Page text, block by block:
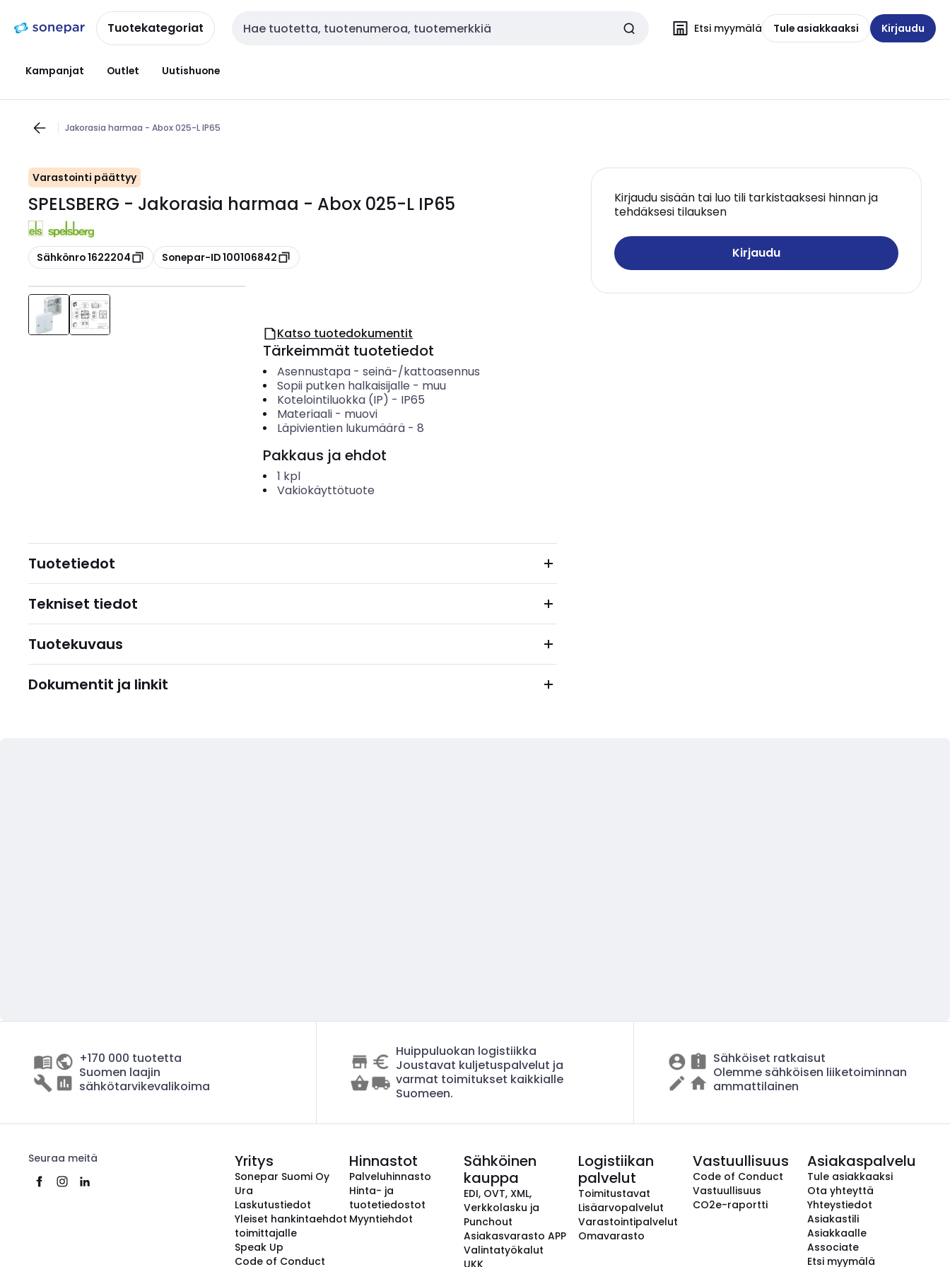
navigointiinsisältöönTuotekategoriat Haku Etsi myymälä Tule asiakkaaksi Kirjaudu
Kampanjat Outlet Uutishuone
Jakorasia harmaa - Abox 025-L IP65
Varastointi päättyy
SPELSBERG - Jakorasia harmaa - Abox 025-L IP65
Kopioi
Sähkönro 1622204 Kopioi
Sonepar-ID 100106842
Kirjaudu sisään tai luo tili tarkistaaksesi hinnan ja
tehdäksesi tilauksen
Kirjaudu
Katso tuotedokumentit
Tärkeimmät tuotetiedot
Asennustapa- seinä-/kattoasennus
Sopii putken halkaisijalle - muu
Kotelointiluokka (IP) - IP65
Materiaali- muovi
Läpivientien lukumäärä- 8
Pakkaus ja ehdot
1 kpl
Vakiokäyttötuote
Tuotetiedot
Tekniset tiedot
Tuotekuvaus
Dokumentit ja linkit
+170 000 tuotetta
Suomen laajin
sähkötarvikevalikoima
Huippuluokan logistiikka
Joustavat kuljetuspalvelut ja
varmat toimitukset kaikkialle
Suomeen.
Sähköiset ratkaisut
Olemme sähköisen liiketoiminnan
ammattilainen
Seuraa meitä Yritys
Sonepar Suomi Oy
Ura
Laskutustiedot
Yleiset hankintaehdot
toimittajalle
Speak Up
Code of Conduct
Hinnastot
Palveluhinnasto
Hinta- ja
tuotetiedostot
Myyntiehdot
Sähköinen
kauppa
EDI, OVT, XML,
Verkkolasku ja
Punchout
Asiakasvarasto APP
Valintatyökalut
UKK
Logistiikan
palvelut
Toimitustavat
Lisäarvopalvelut
Varastointipalvelut
Omavarasto
Vastuullisuus
Code of Conduct
Vastuullisuus
CO2e-raportti
Asiakaspalvelu
Tule asiakkaaksi
Ota yhteyttä
Yhteystiedot
Asiakastili
Asiakkaalle
Associate
Etsi myymälä